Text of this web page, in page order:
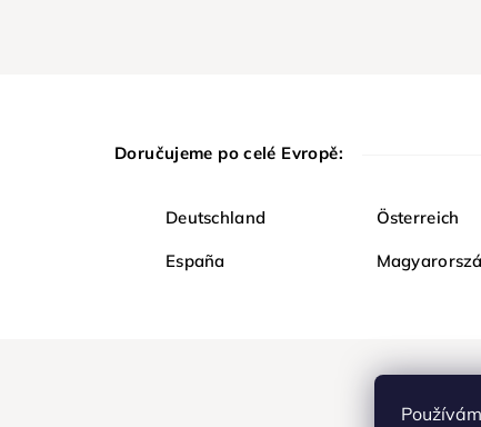
Doručujeme po celé Evropě:
Deutschland Österreich
España